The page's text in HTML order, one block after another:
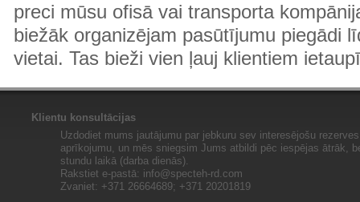
preci mūsu ofisā vai transporta
biežāk organizējam pasūtījumu piegādi
vietai. Tas bieži vien ļauj klientiem
Klientu konsultācijas
Uzdodiet mums jautājumu par jebkuru sev interesējošu
aprīkojumu, un mēs sniegsim Jums atbildi pēc iespējas ātrāk,
stundu laikā (darba dienās).
Rakstiet e-pastā: info@specteh-rd.com
Zvaniet: +371 26664689; +371 20201819